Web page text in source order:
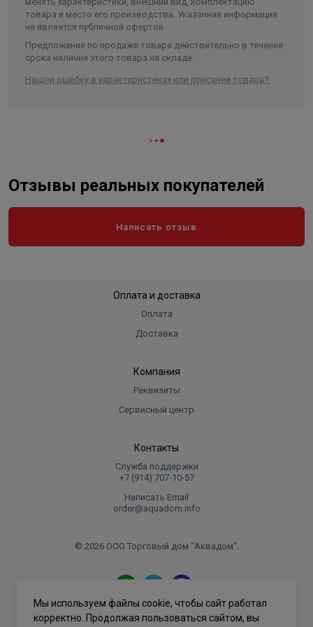
товара и место его производства. Указанная информация
не является публичной офертой.
Предложение по продаже товара действительно в течение
срока наличия этого товара на складе.
Нашли ошибку в характеристиках или описании товара?
Отзывы реальных покупателей
Написать отзыв
Оплата и доставка
Оплата
Доставка
Компания
Реквизиты
Сервисный центр
Контакты
Служба поддержки
+7 (914) 707‑10‑57
Написать Email
order@aquadom.info
© 2026 ООО Торговый дом "Аквадом".
.
Политика конфиденциальности
Мы используем файлы cookie, чтобы сайт работал
корректно. Продолжая пользоваться сайтом, вы